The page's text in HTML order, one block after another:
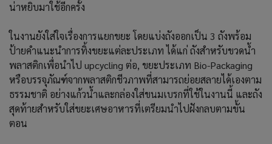
น่าหยิบมาใช้อีกครั้ง
ในงานยังใส่ใจเรื่องการแยกขยะ โดยแบ่งถังออกเป็น 3 ถังพร้อม
ป้ายคำแนะนำการทิ้งขยะแต่ละประเภท ได้แก่ ถังสำหรับขวดน้ำ
พลาสติกเพื่อนำไป upcycling ต่อ, ขยะประเภท Bio-Packaging
หรือบรรจุภัณฑ์จากพลาสติกชีวภาพที่สามารถย่อยสลายได้เองตาม
ธรรมชาติ อย่างแก้วน้ำและกล่องใส่ขนมเบรกที่ใช้ในงานนี้ และถัง
สุดท้ายสำหรับใส่ขยะเศษอาหารที่เตรียมนำไปฝังกลบตามขั้น
ตอน